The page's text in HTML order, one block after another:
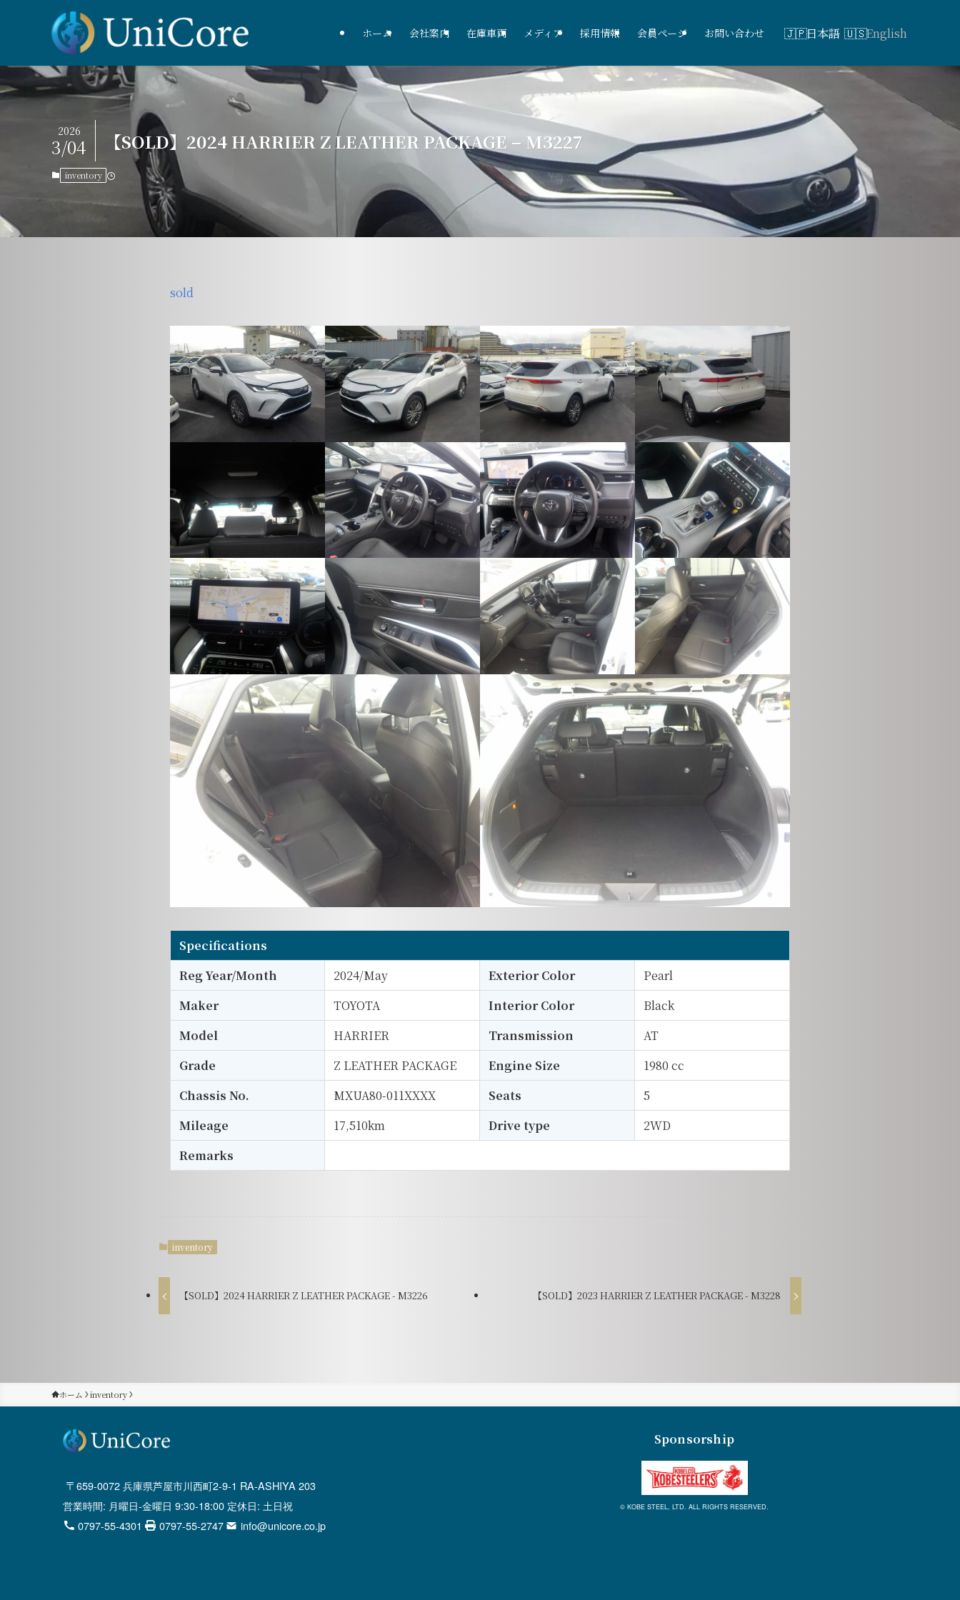
ホーム 会社案内 在庫車両 メディア 採用情報 会員ページ お問い合わせ English
日本語
【SOLD】2024 HARRIER Z LEATHER PACKAGE – M3227
2026
3/04
inventory
sold
Specifications
Reg Year/Month
2024/May Exterior Color
Pearl
Maker
TOYOTA Interior Color
Black
Model
HARRIER Transmission
AT
Grade
Z LEATHER PACKAGE Engine Size
1980 cc
Chassis No.
MXUA80-011XXXX Seats
5
Mileage
17,510km Drive type
2WD
Remarks
inventory
【SOLD】2024 HARRIER Z LEATHER PACKAGE - M3226 【SOLD】2023 HARRIER Z LEATHER PACKAGE - M3228
ホーム inventory
659-0072 兵庫県芦屋市川西町2-9-1 RA-ASHIYA 203
営業時間: 月曜日-金曜日 9:30-18:00 定休日: 土日祝
0797-55-4301
0797-55-2747 info@unicore.co.jp
Sponsorship
© KOBE STEEL, LTD. ALL RIGHTS RESERVED.